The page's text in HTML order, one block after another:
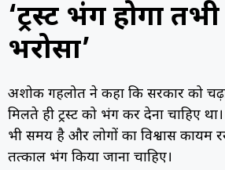
‘ट्रस्ट भंग होगा
भरोसा’
अशोक गहलोत ने कहा कि सरकार को
मिलते ही ट्रस्ट को भंग कर देना चाहिए
भी समय है और लोगों का विश्वास कायम
तत्काल भंग किया जाना चाहिए।